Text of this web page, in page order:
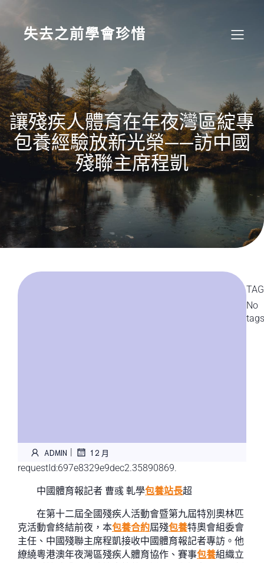
content
失去之前學會珍惜
讓殘疾人體育在年夜灣區綻專
包養經驗放新光榮——訪中國
殘聯主席程凱
ADMIN | 1 2 月
requestId:697e8329e9dec2.35890869.
中國體育報記者 曹彧 軋學包養站長超
在第十二屆全國殘疾人活動會暨第九屆特別奧林匹
克活動會終結前夜，本包養合約屆殘包養特奧會組委會
主任、中國殘聯主席程凱接收中國體育報記者專訪。他
繚繞粵港澳年夜灣區殘疾人體育協作、賽事包養組織立
No
tags